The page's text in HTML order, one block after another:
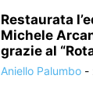
Restaurata
Michele
grazie al
Aniello Palumbo -